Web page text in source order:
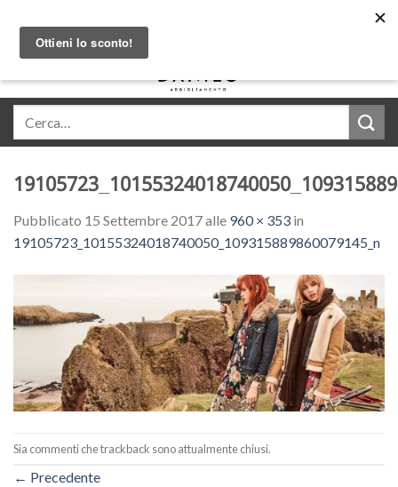
content
Pubblicato 15 Settembre 2017alle 960 × 353 in
19105723_10155324018740050_109315889860079145_n
Sia commenti che trackback sono attualmente chiusi.
← Precedente